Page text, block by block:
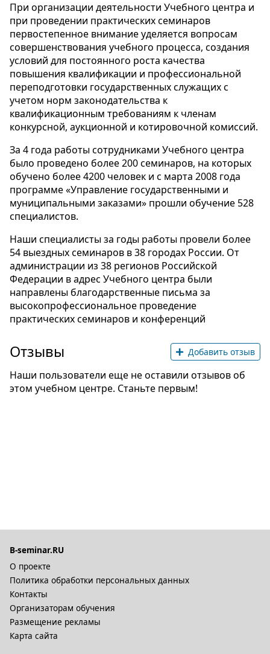
При организации деятельности Учебного центра и
при проведении практических семинаров
первостепенное внимание уделяется вопросам
совершенствования учебного процесса, создания
условий для постоянного роста качества
повышения квалификации и профессиональной
переподготовки государственных служащих с
учетом норм законодательства к
квалификационным требованиям к членам
конкурсной, аукционной и котировочной комиссий.
За 4 года работы сотрудниками Учебного центра
было проведено более 200 семинаров, на которых
обучено более 4200 человек и с марта 2008 года
программе «Управление государственными и
муниципальными заказами» прошли обучение 528
специалистов.
Наши специалисты за годы работы провели более
54 выездных семинаров в 38 городах России. От
администрации из 38 регионов Российской
Федерации в адрес Учебного центра были
направлены благодарственные письма за
высокопрофессиональное проведение
практических семинаров и конференций
Отзывы Добавить отзыв
Наши пользователи еще не оставили отзывов об
этом учебном центре. Станьте первым!
B-seminar.RU
О проекте
Политика обработки персональных данных
Контакты
Организаторам обучения
Размещение рекламы
Карта сайта